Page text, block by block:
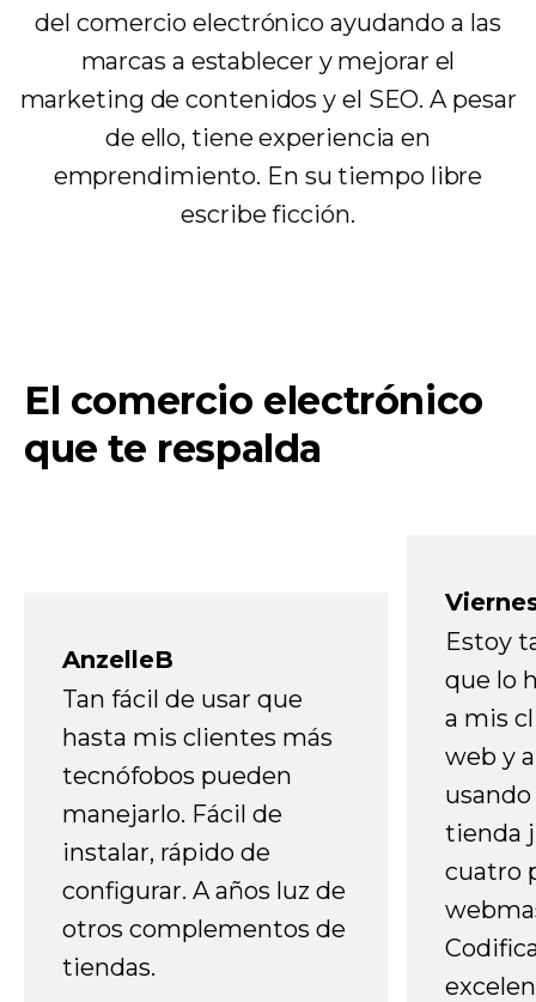
del comercio electrónico ayudando a las
marcas a establecer y mejorar el
marketing de contenidos y el SEO. A pesar
de ello, tiene experiencia en
emprendimiento. En su tiempo libre
escribe ficción.
El comercio electrónico
que te respalda
AnzelleB
Tan fácil de usar que
hasta mis clientes más
tecnófobos pueden
manejarlo. Fácil de
instalar, rápido de
configurar. A años luz de
otros complementos de
tiendas.
Estoy
que lo
a mis
web y
tienda
cuatro